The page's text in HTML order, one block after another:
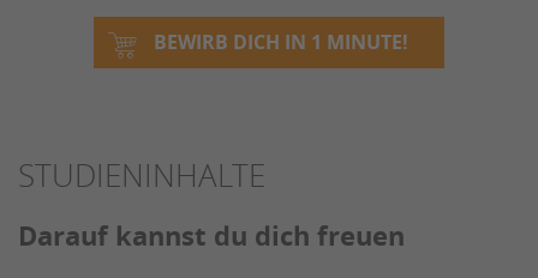
BEWIRB DICH IN 1 MINUTE!
STUDIENINHALTE
Darauf kannst du dich freuen